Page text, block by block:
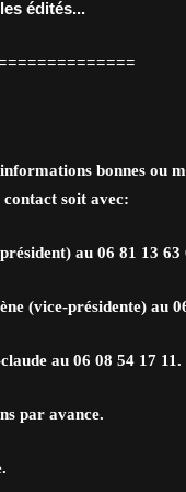
édités...
bonnes ou
soit avec:
au 06 81 13 63
(vice-présidente) au
au 06 08 54 17 11.
par avance.